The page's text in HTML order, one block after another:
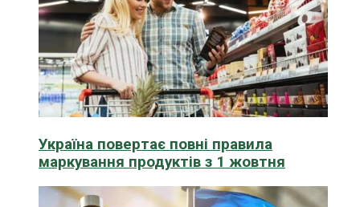
Україна повертає повні правила
маркування продуктів з 1 жовтня